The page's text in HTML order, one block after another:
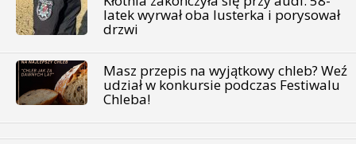
latek wyrwał oba lusterka i porysował
drzwi
Masz przepis na wyjątkowy chleb? Weź
udział w konkursie podczas Festiwalu
Chleba!